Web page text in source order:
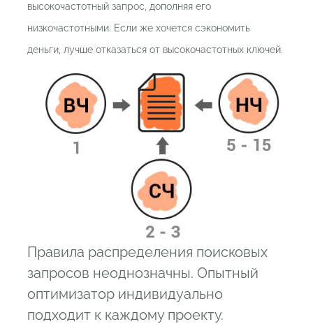
высокочастотный запрос, дополняя его
низкочастотными. Если же хочется сэкономить
деньги, лучше отказаться от высокочастотных ключей.
Правила распределения поисковых
запросов неоднозначны. Опытный
оптимизатор индивидуально
подходит к каждому проекту.